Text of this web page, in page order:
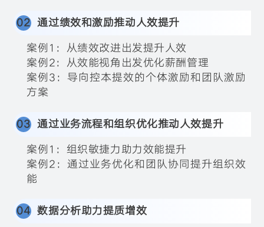
02 通过绩效和激励推动人效提升
案例1：从绩效改进出发提升人效
案例2：从效能视角出发优化薪酬管理
案例3：导向控本提效的个体激励和团队激励
方案
03 通过业务流程和组织优化推动人效提升
案例1：组织敏捷力助力效能提升
案例2：通过业务优化和团队协同提升组织效
能
04 数据分析助力提质增效